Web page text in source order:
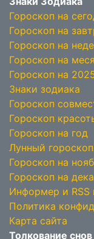
Гороскоп на
Гороскоп на
Гороскоп на
Гороскоп на
Гороскоп на
Знаки зодиака
Гороскоп
Гороскоп
Гороскоп на год
Лунный гороскоп
Гороскоп на
Гороскоп на
Информер и RSS
Политика
Карта сайта
Толкование снов